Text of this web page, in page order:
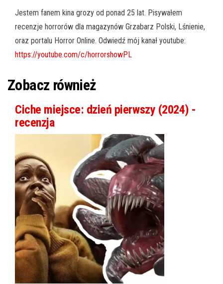
Jestem fanem kina grozy od ponad 25 lat. Pisywałem
recenzje horrorów dla magazynów Grzabarz Polski, Lśnienie,
oraz portalu Horror Online. Odwiedź mój kanał youtube:
https://youtube.com/c/horrorshowPL
Zobacz również
Ciche miejsce: dzień pierwszy (2024) -
recenzja